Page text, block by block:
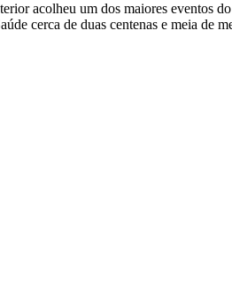
acolheu um dos maiores eventos
cerca de duas centenas e meia de